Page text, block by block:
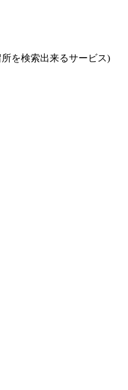
を検索出来るサービス)